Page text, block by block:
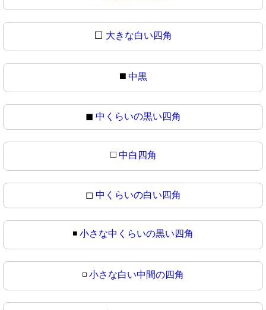
⬜ 大きな白い四角
◼️ 中黒
◼ 中くらいの黒い四角
◻️ 中白四角
◻ 中くらいの白い四角
◾ 小さな中くらいの黒い四角
◽ 小さな白い中間の四角